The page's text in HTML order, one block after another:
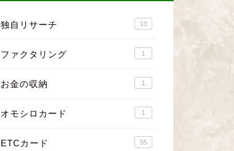
独自リサーチ 13
ファクタリング 1
お金の収納 1
オモシロカード 1
ETCカード 55